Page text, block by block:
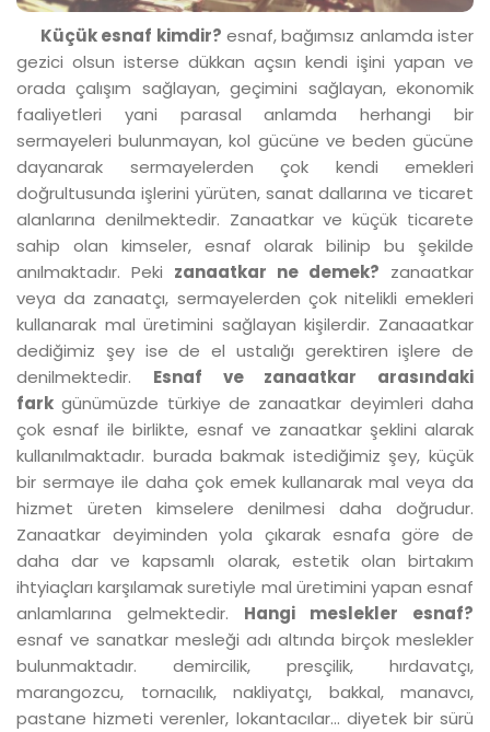
Küçük esnaf kimdir? esnaf, bağımsız anlamda ister
gezici olsun isterse dükkan açsın kendi işini yapan ve
orada çalışım sağlayan, geçimini sağlayan, ekonomik
faaliyetleri yani parasal anlamda herhangi bir
sermayeleri bulunmayan, kol gücüne ve beden gücüne
dayanarak sermayelerden çok kendi emekleri
doğrultusunda işlerini yürüten, sanat dallarına ve ticaret
alanlarına denilmektedir. Zanaatkar ve küçük ticarete
sahip olan kimseler, esnaf olarak bilinip bu şekilde
anılmaktadır. Peki zanaatkar ne demek? zanaatkar
veya da zanaatçı, sermayelerden çok nitelikli emekleri
kullanarak mal üretimini sağlayan kişilerdir. Zanaaatkar
dediğimiz şey ise de el ustalığı gerektiren işlere de
denilmektedir. Esnaf ve zanaatkar arasındaki
fark günümüzde türkiye de zanaatkar deyimleri daha
çok esnaf ile birlikte, esnaf ve zanaatkar şeklini alarak
kullanılmaktadır. burada bakmak istediğimiz şey, küçük
bir sermaye ile daha çok emek kullanarak mal veya da
hizmet üreten kimselere denilmesi daha doğrudur.
Zanaatkar deyiminden yola çıkarak esnafa göre de
daha dar ve kapsamlı olarak, estetik olan birtakım
ihtyiaçları karşılamak suretiyle mal üretimini yapan esnaf
anlamlarına gelmektedir. Hangi meslekler esnaf?
esnaf ve sanatkar mesleği adı altında birçok meslekler
bulunmaktadır. demircilik, presçilik, hırdavatçı,
marangozcu, tornacılık, nakliyatçı, bakkal, manavcı,
pastane hizmeti verenler, lokantacılar... diyetek bir sürü